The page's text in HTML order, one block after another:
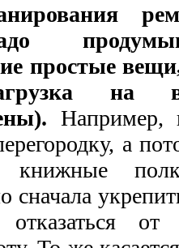
простые
на
Например,
а
книжные
сначала